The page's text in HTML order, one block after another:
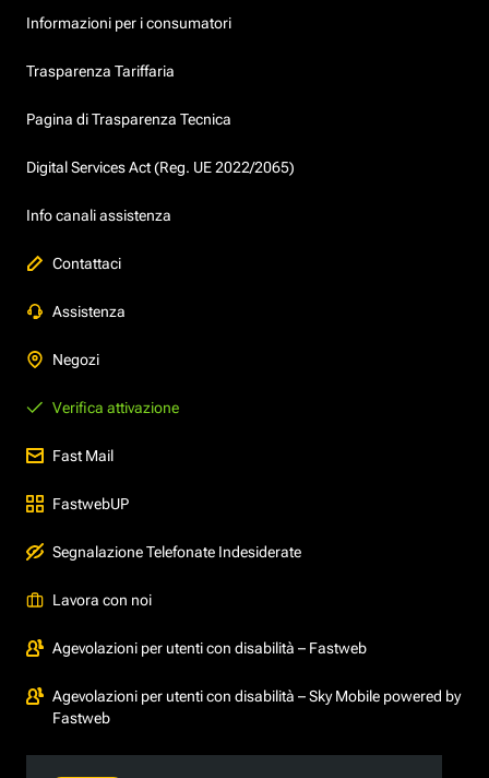
Informazioni per i consumatori
Trasparenza Tariffaria
Pagina di Trasparenza Tecnica
Digital Services Act (Reg. UE 2022/2065)
Info canali assistenza
Contattaci
Assistenza
Negozi
Verifica attivazione
Fast Mail
FastwebUP
Segnalazione Telefonate Indesiderate
Lavora con noi
Agevolazioni per utenti con disabilità – Fastweb
Agevolazioni per utenti con disabilità – Sky Mobile powered by
Fastweb